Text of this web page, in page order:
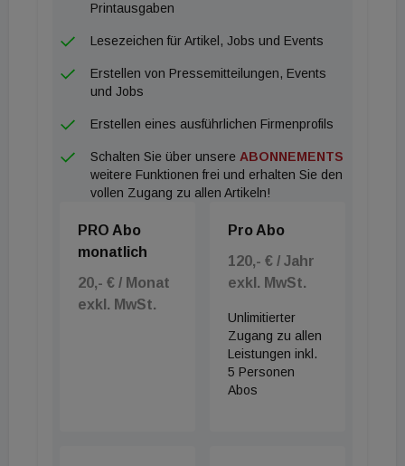
Büroimmobilien sind die Aussichten schwierig.
Deshalb sind wir sehr froh über den Rückhalt
erfahrene Hotel-Team von Schroders und können
Erwartung in diesem speziellen Segment ergeben
werden. Der Erfolg zeigt sich deutlich: Wir konnten
in knapp über sechs Monaten bereits 85 Prozent
'Premieren-Fonds' einnehmen, und das sogar im
Zuge der letzten Schließungen auf dem Höhepunkt
der Lockdown-Maßnahmen. Die letzte Schließung
wird im vierten Quartal 2020 erwartet.“ Ende
Dezember 2019 hatte der Fonds bei 300 Millionen
Euro seine erste Schließung. Schroder Real Estate
ist Teil des Geschäftsbereichs Private Assets von
Printausgaben
Lesezeichen für Artikel, Jobs und Events
Erstellen von Pressemitteilungen, Events
und Jobs
Erstellen eines ausführlichen Firmenprofils
Schalten Sie über unsere ABONNEMENTS
weitere Funktionen frei und erhalten Sie den
vollen Zugang zu allen Artikeln!
PRO Abo
monatlich
20,- € / Monat
exkl. MwSt.
Pro Abo
120,- € / Jahr
exkl. MwSt.
Unlimitierter
Zugang zu allen
Leistungen inkl.
5 Personen
Abos